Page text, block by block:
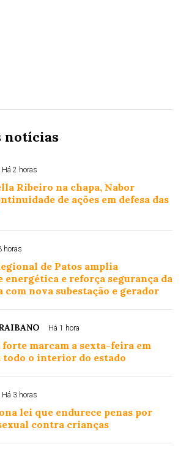
notícias
Há 2 horas
Ribeiro na chapa, Nabor
de ações em defesa das
horas
de Patos amplia
energética e reforça segurança da
com nova subestação e gerador
Há 1 hora
forte marcam a sexta-feira em
todo o interior do estado
Há 3 horas
lei que endurece penas por
contra crianças